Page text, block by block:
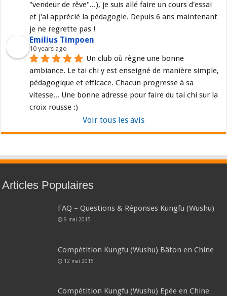
"vendeur de rêve"...), je suis allé faire un cours d'essai
et j'ai apprécié la pédagogie. Depuis 6 ans maintenant
je ne regrette pas !
Emilius Timpoen
10 years ago
Un club où règne une bonne
ambiance. Le tai chi y est enseigné de manière simple,
pédagogique et efficace. Chacun progresse à sa
vitesse... Une bonne adresse pour faire du tai chi sur la
croix rousse :)
Voir tous les avis
Articles Populaires
FAQ – Questions & Réponses Kungfu (Wushu)
9 mai 2015
Compétition Kungfu (Wushu) Bâton en Chine
12 mai 2015
Compétition Kungfu (Wushu) Epée en Chine